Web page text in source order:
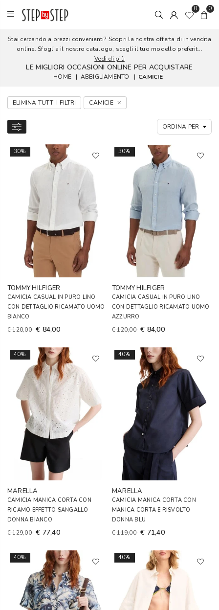
0 0
Stai cercando a prezzi convenienti? Scopri la nostra offerta di in vendita
online. Sfoglia il nostro catalogo, scegli il tuo modello preferit...
Vedi di più
LE MIGLIORI OCCASIONI ONLINE PER ACQUISTARE
HOME | ABBIGLIAMENTO | CAMICIE
ELIMINA TUTTI I FILTRI CAMICIE
30%
TOMMY HILFIGER
CAMICIA CASUAL IN PURO LINO
CON DETTAGLIO RICAMATO UOMO
BIANCO
€ 120,00 € 84,00
30%
TOMMY HILFIGER
CAMICIA CASUAL IN PURO LINO
CON DETTAGLIO RICAMATO UOMO
AZZURRO
€ 120,00 € 84,00
40%
MARELLA
CAMICIA MANICA CORTA CON
RICAMO EFFETTO SANGALLO
DONNA BIANCO
€ 129,00 € 77,40
40%
MARELLA
CAMICIA MANICA CORTA CON
MANICA CORTA E RISVOLTO
DONNA BLU
€ 119,00 € 71,40
40% 40%